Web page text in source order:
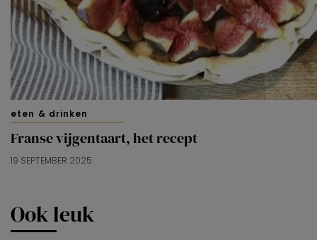
eten & drinken
Franse vijgentaart, het recept
19 SEPTEMBER 2025
Ook leuk